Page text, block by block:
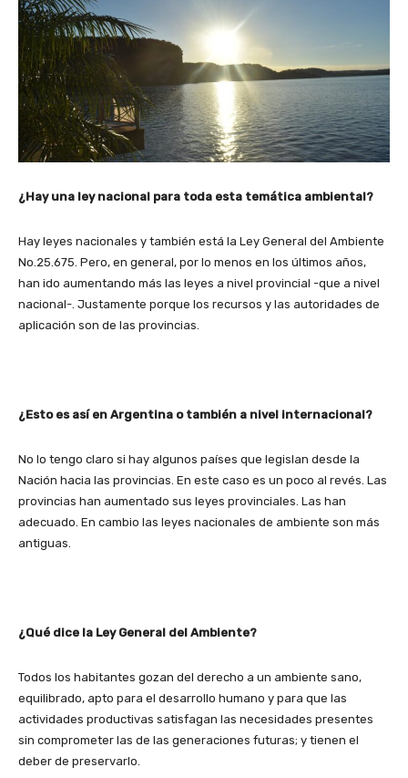
¿Hay una ley nacional para toda esta temática ambiental?
Hay leyes nacionales y también está la Ley General del Ambiente
No.25.675. Pero, en general, por lo menos en los últimos años,
han ido aumentando más las leyes a nivel provincial -que a nivel
nacional-. Justamente porque los recursos y las autoridades de
aplicación son de las provincias.
¿Esto es así en Argentina o también a nivel internacional?
No lo tengo claro si hay algunos países que legislan desde la
Nación hacia las provincias. En este caso es un poco al revés. Las
provincias han aumentado sus leyes provinciales. Las han
adecuado. En cambio las leyes nacionales de ambiente son más
antiguas.
¿Qué dice la Ley General del Ambiente?
Todos los habitantes gozan del derecho a un ambiente sano,
equilibrado, apto para el desarrollo humano y para que las
actividades productivas satisfagan las necesidades presentes
sin comprometer las de las generaciones futuras; y tienen el
deber de preservarlo.